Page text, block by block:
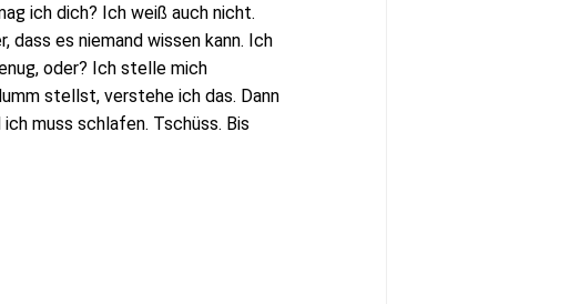
ich dich? Ich weiß auch nicht.
dass es niemand wissen kann. Ich
oder? Ich stelle mich
stellst, verstehe ich das. Dann
muss schlafen. Tschüss. Bis